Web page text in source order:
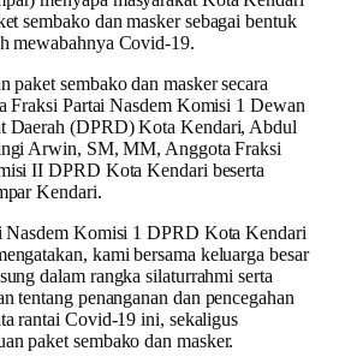
sembako dan masker sebagai bentuk
mewabahnya Covid-19.
paket sembako dan masker secara
Fraksi Partai Nasdem Komisi 1 Dewan
Daerah (DPRD) Kota Kendari, Abdul
Arwin, SM, MM, Anggota Fraksi
II DPRD Kota Kendari beserta
Kendari.
Nasdem Komisi 1 DPRD Kota Kendari
kami bersama keluarga besar
dalam rangka silaturrahmi serta
tentang penanganan dan pencegahan
rantai Covid-19 ini, sekaligus
paket sembako dan masker.